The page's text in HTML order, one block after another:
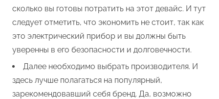
сколько вы готовы потратить на этот девайс. И тут
следует отметить, что экономить не стоит, так как
это электрический прибор и вы должны быть
уверенны в его безопасности и долговечности.
Далее необходимо выбрать производителя. И
здесь лучше полагаться на популярный,
зарекомендовавший себя бренд. Да, возможно